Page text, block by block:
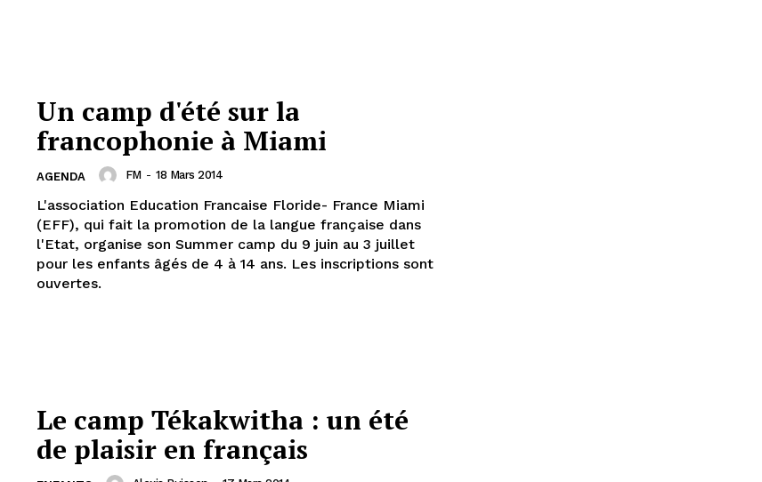
Un camp d'été sur la
francophonie à Miami
AGENDA FM - 18 Mars 2014
L'association Education Francaise Floride- France Miami
(EFF), qui fait la promotion de la langue française dans
l'Etat, organise son Summer camp du 9 juin au 3 juillet
pour les enfants âgés de 4 à 14 ans. Les inscriptions sont
ouvertes.
Le camp Tékakwitha : un été
de plaisir en français